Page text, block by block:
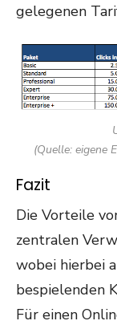
gelegenen
(Quelle: eigene
Fazit
Die Vorteile
zentralen
wobei hierbei
bespielenden
Für einen